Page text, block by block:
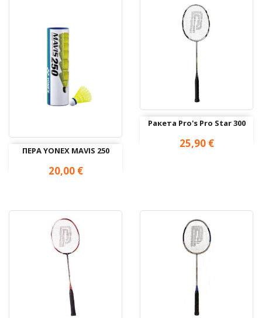
ПЕРА YONEX МAVIS 250
Цена
20,00 €
Ракета Pro's Pro Star 300
Цена
25,90 €